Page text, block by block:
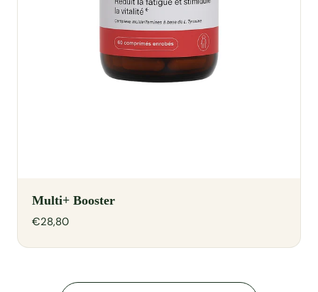
Multi+ Booster
€28,80